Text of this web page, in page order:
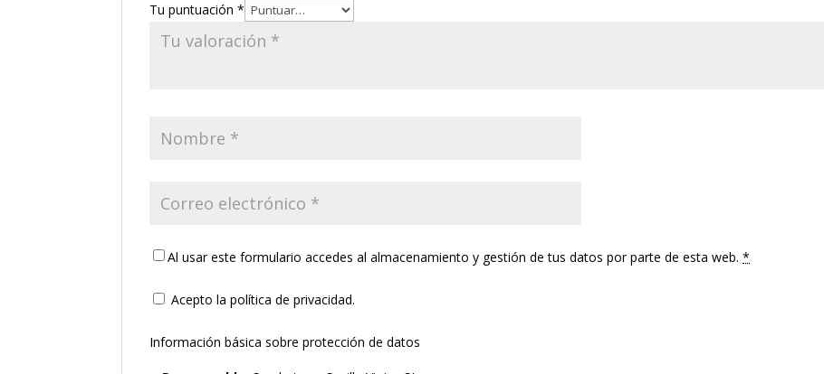
Tu puntuación*
Al usar este formulario accedes al almacenamiento y gestión de tus datos por parte de esta web.*
Acepto la política de privacidad.
Información básica sobre protección de datos